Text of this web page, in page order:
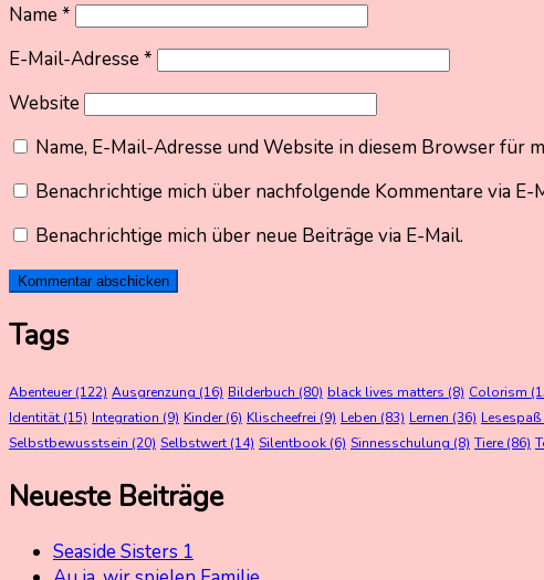
Name*
E-Mail-Adresse*
Website
Name, E-Mail-Adresse und Website in diesem Browser für
Benachrichtige mich über nachfolgende Kommentare via E-
Benachrichtige mich über neue Beiträge via E-Mail.
Tags
Abenteuer(122) Ausgrenzung (16) Bilderbuch (80) black lives matters (8) Colorism
Identität (15) Integration (9) Kinder(6) Klischeefrei (9) Leben (83) Lernen (36) Lesespaß
Selbstbewusstsein (20) Selbstwert (14) Silentbook (6) Sinnesschulung (8) Tiere(86)
Neueste Beiträge
Seaside Sisters 1